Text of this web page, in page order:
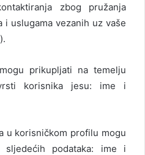
zbog pružanja
i uslugama vezanih uz vaše
prikupljati na temelju
korisnika jesu: ime i
u korisničkom profilu mogu
podataka: ime i